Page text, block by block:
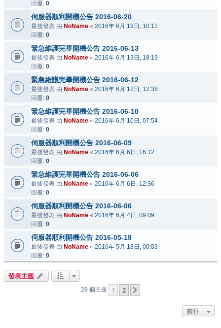
回覆: 0
伺服器順利開機公告 2016-06-20
最後發表 由 NoName « 2016年 6月 19日, 10:11
回覆: 0
緊急維護完畢開機公告 2016-06-13
最後發表 由 NoName « 2016年 6月 13日, 18:19
回覆: 0
緊急維護完畢開機公告 2016-06-12
最後發表 由 NoName « 2016年 6月 12日, 12:38
回覆: 0
緊急維護完畢開機公告 2016-06-10
最後發表 由 NoName « 2016年 6月 10日, 07:54
回覆: 0
伺服器順利開機公告 2016-06-09
最後發表 由 NoName « 2016年 6月 6日, 16:12
回覆: 0
緊急維護完畢開機公告 2016-06-06
最後發表 由 NoName « 2016年 6月 6日, 12:36
回覆: 0
伺服器順利開機公告 2016-06-06
最後發表 由 NoName « 2016年 6月 4日, 09:09
回覆: 0
伺服器順利開機公告 2016-05-18
最後發表 由 NoName « 2016年 5月 18日, 00:03
回覆: 0
發表主題
28 個主題 1 2
前往